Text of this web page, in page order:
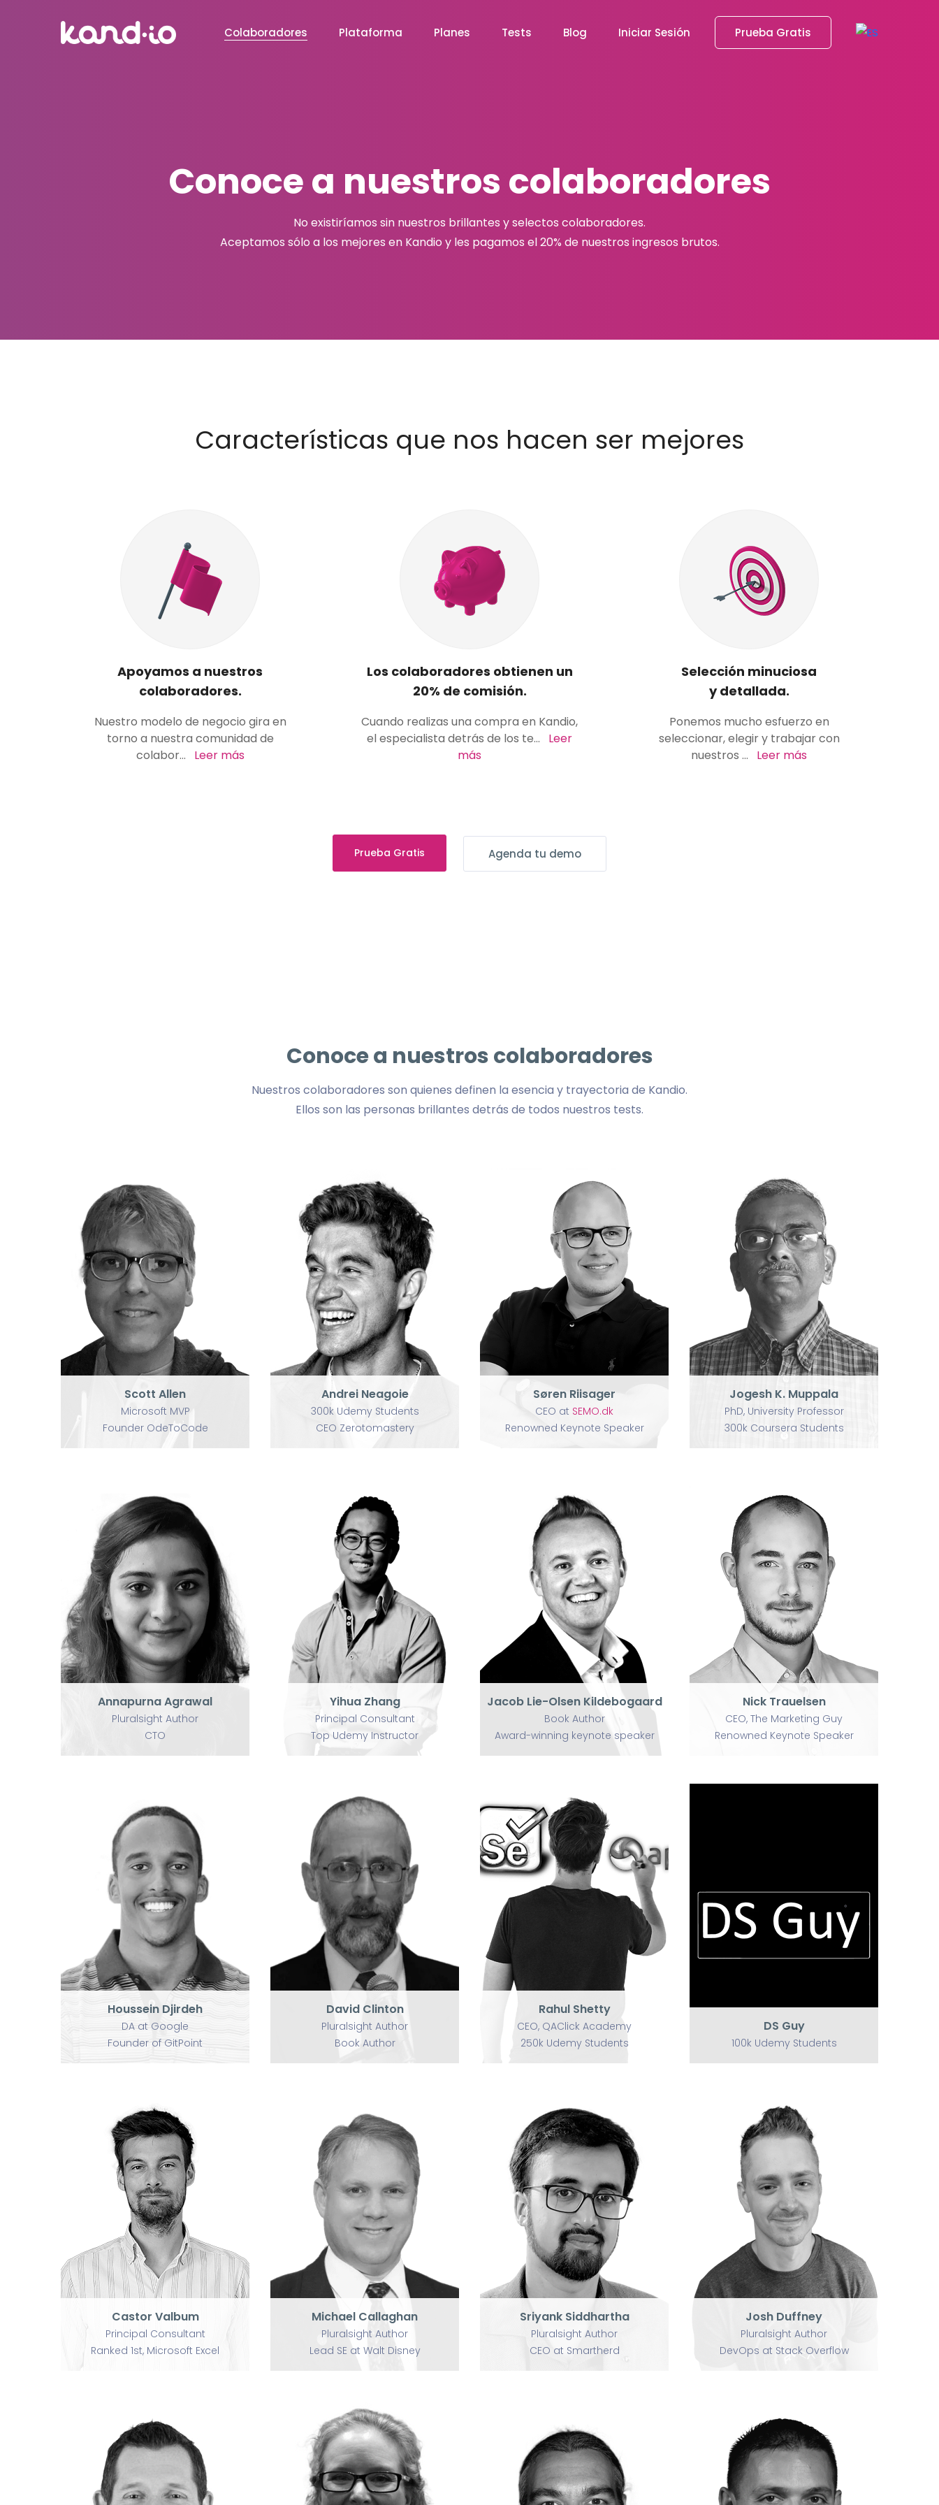
Colaboradores Plataforma Planes Tests Blog Iniciar Sesión Prueba Gratis
Conoce a nuestros colaboradores
No existiríamos sin nuestros brillantes y selectos colaboradores.
Aceptamos sólo a los mejores en Kandio y les pagamos el 20% de nuestros ingresos brutos.
Características que nos hacen ser mejores
Apoyamos a nuestros
colaboradores.
Nuestro modelo de negocio gira en
torno a nuestra comunidad de
colabor... Leer más
Los colaboradores obtienen un
20% de comisión.
Cuando realizas una compra en Kandio,
el especialista detrás de los te...
Leer
más
Selección minuciosa
y detallada.
Ponemos mucho esfuerzo en
seleccionar, elegir y trabajar con
nuestros ... Leer más
Prueba Gratis Agenda tu demo
Conoce a nuestros colaboradores
Nuestros colaboradores son quienes definen la esencia y trayectoria de Kandio.
Ellos son las personas brillantes detrás de todos nuestros tests.
Scott Allen
Microsoft MVP
Founder OdeToCode
P
Scott Allen
Microsoft MVP
Founder OdeToCode
Andrei Neagoie
300k Udemy Students
CEO Zerotomastery
U
Andrei Neagoie
300k Udemy Students
CEO Zerotomastery
Søren Riisager
CEO at SEMO.dk
Renowned Keynote Speaker
Søren Riisager
Renowned Keynote Speaker
Jogesh K. Muppala
PhD, University Professor
300k Coursera Students
Jogesh K. Muppala
PhD, University Professor
300k Coursera Students
Annapurna Agrawal
Pluralsight Author
CTO
P U
Annapurna Agrawal
Pluralsight Author
CTO
Yihua Zhang
Principal Consultant
Top Udemy Instructor
Yihua Zhang
Principal Consultant
Top Udemy Instructor
Jacob Lie-Olsen Kildebogaard
Book Author
Award-winning keynote speaker
Jacob Lie-Olsen
Kildebogaard
Book Author
Award-
winning keynote speaker
Nick Trauelsen
CEO, The Marketing Guy
Renowned Keynote Speaker
Nick Trauelsen
CEO, The Marketing Guy
Renowned Keynote Speaker
Houssein Djirdeh
DA at Google
Founder of GitPoint
Houssein Djirdeh
DA at Google
Founder of GitPoint
David Clinton
Pluralsight Author
Book Author
David Clinton
Pluralsight Author
Book Author
Rahul Shetty
CEO, QAClick Academy
250k Udemy Students
U
DS Guy
100k Udemy Students
DS Guy
100k Udemy Students
Castor Valbum
Principal Consultant
Ranked 1st, Microsoft Excel
Castor Valbum
Principal Consultant
Ranked 1st, Microsoft Excel
Michael Callaghan
Pluralsight Author
Lead SE at Walt Disney
P
Michael Callaghan
Pluralsight Author
Lead SE at Walt Disney
Sriyank Siddhartha
Pluralsight Author
CEO at Smartherd
P U
Sriyank Siddhartha
Pluralsight Author
CEO at Smartherd
Josh Duffney
Pluralsight Author
DevOps at Stack Overflow
Josh Duffney
Pluralsight Author
DevOps at Stack Overflow